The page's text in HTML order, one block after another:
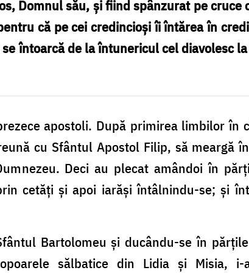
Domnul său, și fiind spânzurat pe cruce
că pe cei credincioși îi întărea în
întoarcă de la întunericul cel diavolesc
apostoli. După primirea limbilor în
cu Sfântul Apostol Filip, să meargă
Deci au plecat amândoi în
cetăți și apoi iarăși întâlnindu-se; și
Bartolomeu și ducându-se în
sălbatice din Lidia și Misia, i-